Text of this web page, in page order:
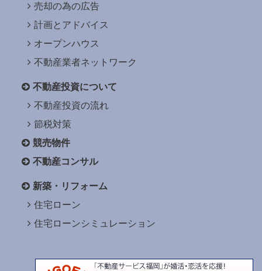
売却の為の広告
計画とアドバイス
オープンハウス
不動産業者ネットワーク
不動産投資について
不動産投資の流れ
節税対策
競売物件
不動産コンサル
新築・リフォーム
住宅ローン
住宅ローンシミュレーション